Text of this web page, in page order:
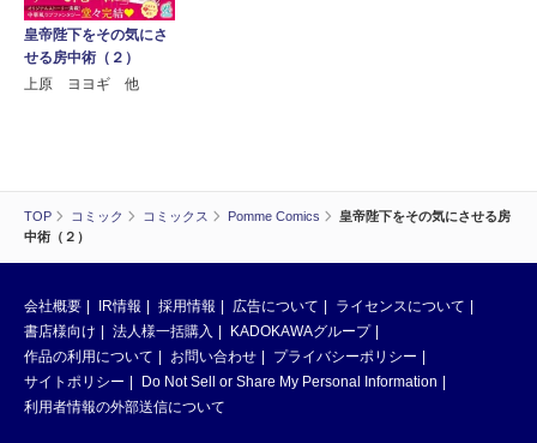
TOP コミック コミックス Pomme Comics
皇帝陛下をその気にさせる房
中術（２）
皇帝陛下をその気にさ
せる房中術（２）
上原 ヨヨギ 他
会社概要 IR情報 採用情報 広告について
ライセンスについて
書店様向け
法人様一括購入
KADOKAWAグループ
作品の利用について
お問い合わせ
プライバシーポリシー
サイトポリシー
Do Not Sell or Share My Personal Information
利用者情報の外部送信について